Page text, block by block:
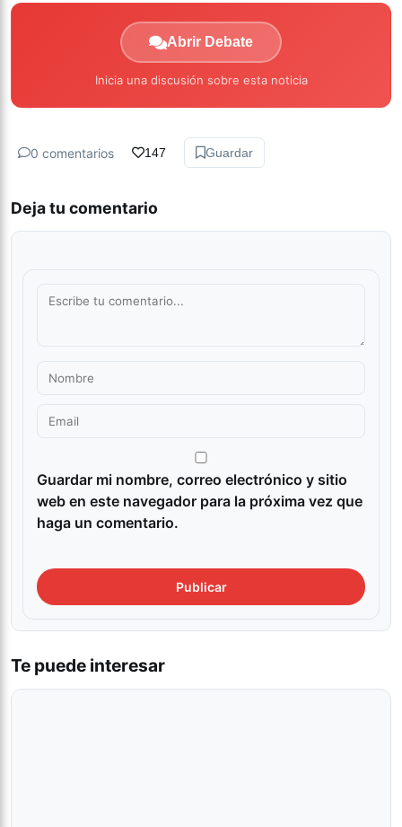
Abrir Debate
Inicia una discusión sobre esta noticia
0 comentarios 147 Guardar
Deja tu comentario
Guardar mi nombre, correo electrónico y sitio
web en este navegador para la próxima vez que
haga un comentario.
Te puede interesar